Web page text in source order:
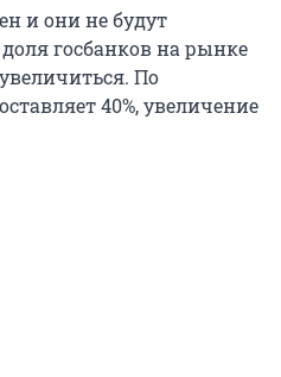
и они не будут
госбанков на рынке
По
40%, увеличение